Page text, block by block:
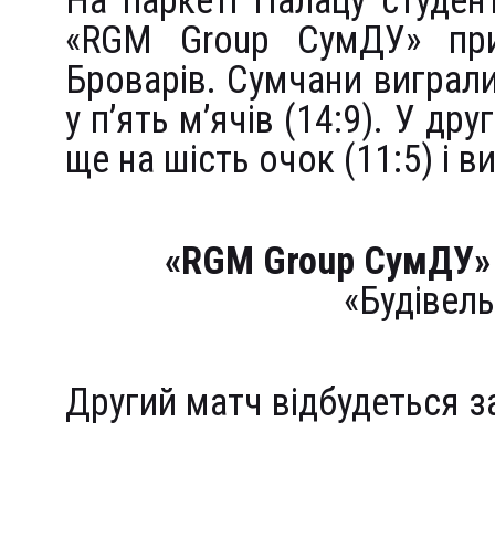
«RGM Group СумДУ»
Броварів. Сумчани
у п’ять м’ячів (14:9). У
ще на шість очок (11:5) і
«RGM Group
Другий матч відбудеться